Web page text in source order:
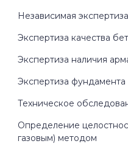
Независимая
Экспертиза качества
Экспертиза наличия
Экспертиза фундамента
Техническое
Определение
газовым) методом